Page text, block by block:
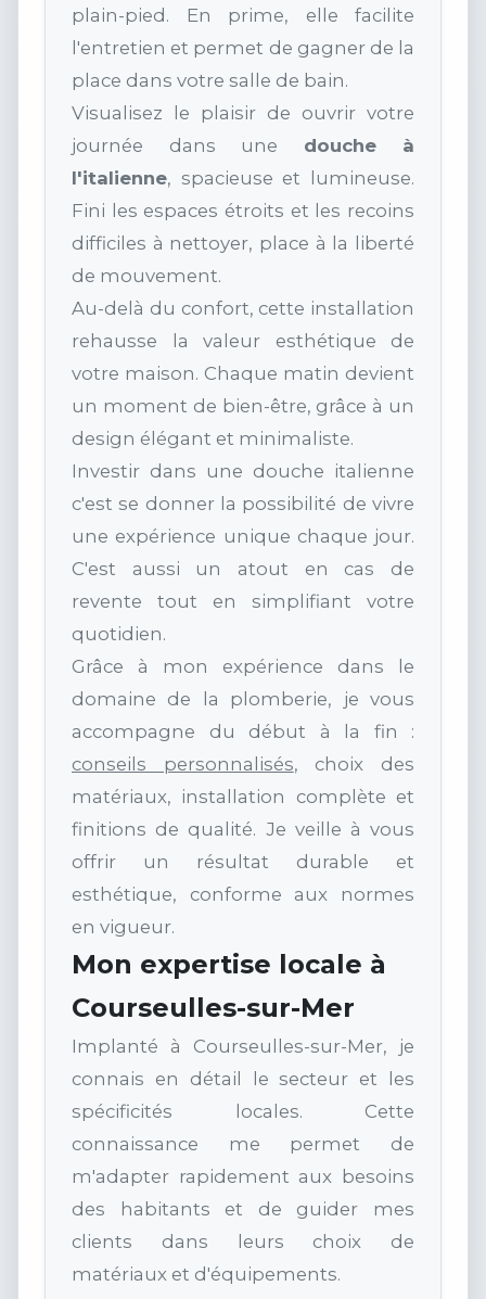
plain-pied. En prime, elle facilite
l'entretien et permet de gagner de la
place dans votre salle de bain.
Visualisez le plaisir de ouvrir votre
journée dans une douche à
l'italienne, spacieuse et lumineuse.
Fini les espaces étroits et les recoins
difficiles à nettoyer, place à la liberté
de mouvement.
Au-delà du confort, cette installation
rehausse la valeur esthétique de
votre maison. Chaque matin devient
un moment de bien-être, grâce à un
design élégant et minimaliste.
Investir dans une douche italienne
c'est se donner la possibilité de vivre
une expérience unique chaque jour.
C'est aussi un atout en cas de
revente tout en simplifiant votre
quotidien.
Grâce à mon expérience dans le
domaine de la plomberie, je vous
accompagne du début à la fin :
conseils personnalisés, choix des
matériaux, installation complète et
finitions de qualité. Je veille à vous
offrir un résultat durable et
esthétique, conforme aux normes
en vigueur.
Mon expertise locale à
Courseulles-sur-Mer
Implanté à Courseulles-sur-Mer, je
connais en détail le secteur et les
spécificités locales. Cette
connaissance me permet de
m'adapter rapidement aux besoins
des habitants et de guider mes
clients dans leurs choix de
matériaux et d'équipements.